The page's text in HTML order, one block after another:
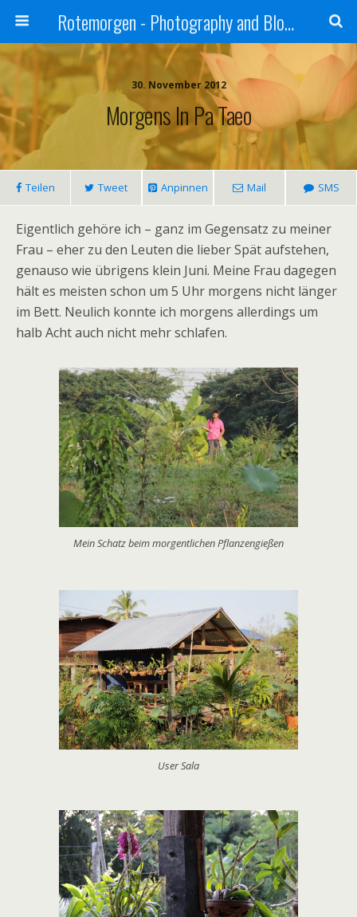
Rotemorgen - Photography and Blog by Alexander Sprinz
30. November 2012
Morgens In Pa Taeo
Teilen Tweet Anpinnen Mail SMS
Eigentlich gehöre ich – ganz im Gegensatz zu meiner
Frau – eher zu den Leuten die lieber Spät aufstehen,
genauso wie übrigens klein Juni. Meine Frau dagegen
hält es meisten schon um 5 Uhr morgens nicht länger
im Bett. Neulich konnte ich morgens allerdings um
halb Acht auch nicht mehr schlafen.
Mein Schatz beim morgentlichen Pflanzengießen
User Sala